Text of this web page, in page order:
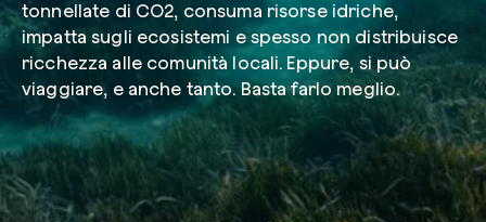
tonnellate di CO2, consuma risorse idriche,
impatta sugli ecosistemi e spesso non distribuisce
ricchezza alle comunità locali. Eppure, si può
viaggiare, e anche tanto. Basta farlo meglio.
Crea la tua foresta
Pianta una foresta in un’area del mondo a
Azienda*
Servizio di interesse